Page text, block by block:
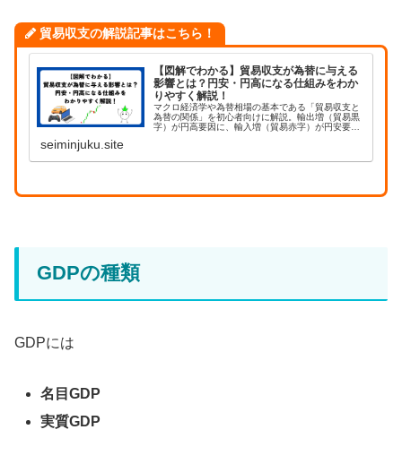
貿易収支の解説記事はこちら！
【図解でわかる】貿易収支が為替に与える
影響とは？円安・円高になる仕組みをわか
りやすく解説！
マクロ経済学や為替相場の基本である「貿易収支と
為替の関係」を初心者向けに解説。輸出増（貿易黒
字）が円高要因に、輸入増（貿易赤字）が円安要因
seiminjuku.site
GDPの種類
GDPには
名目GDP
実質GDP